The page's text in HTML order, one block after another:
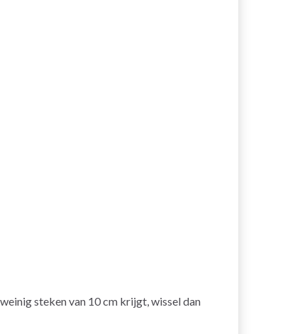
steken van 10 cm krijgt, wissel dan